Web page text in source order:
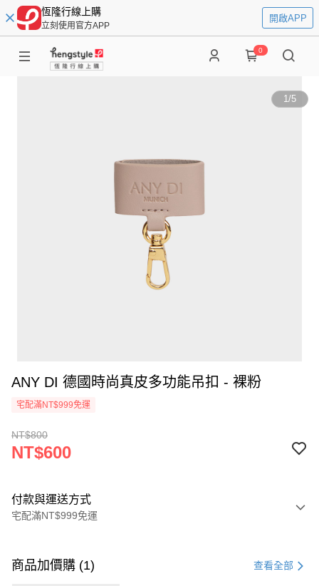
恆隆行線上購
立刻使用官方APP
開啟APP
0
1/5
ANY DI 德國時尚真皮多功能吊扣 - 裸粉
宅配滿NT$999免運
NT$800
NT$600
付款與運送方式
宅配滿NT$999免運
信用卡一次付款
商品加價購 (1) 查看全部